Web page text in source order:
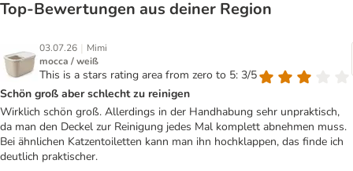
Top‑Bewertungen aus deiner Region
03.07.26 | Mimi
mocca / weiß
This is a stars rating area from zero to 5: 3/5
Schön groß aber schlecht zu reinigen
Wirklich schön groß. Allerdings in der Handhabung sehr unpraktisch,
da man den Deckel zur Reinigung jedes Mal komplett abnehmen muss.
Bei ähnlichen Katzentoiletten kann man ihn hochklappen, das finde ich
deutlich praktischer.